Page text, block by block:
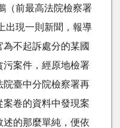
（前最高法院檢察署
出現一則新聞，報導
不起訴處分的某國
污案件，經原地檢署
院臺中分院檢察署再
卷的資料中發現案
的那麼單純，便依